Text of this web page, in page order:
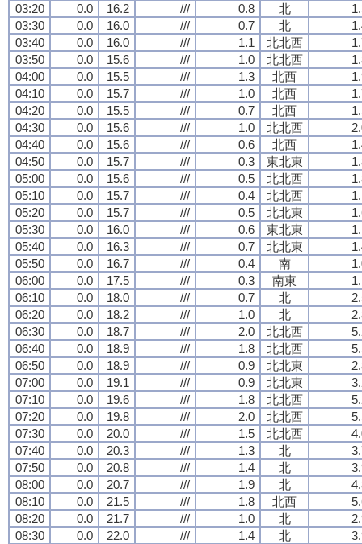
03:20
0.0 16.2 /// 0.8 北
03:30
0.0 16.0 /// 0.7 北
03:40
0.0 16.0 /// 1.1 北北西
03:50
0.0 15.6 /// 1.0 北北西
04:00
0.0 15.5 /// 1.3 北西
04:10
0.0 15.7 /// 1.0 北西
04:20
0.0 15.5 /// 0.7 北西
04:30
0.0 15.6 /// 1.0 北北西
04:40
0.0 15.6 /// 0.6 北西
04:50
0.0 15.7 /// 0.3 東北東
05:00
0.0 15.6 /// 0.5 北北西
05:10
0.0 15.7 /// 0.4 北北西
05:20
0.0 15.7 /// 0.5 北北東
05:30
0.0 16.0 /// 0.6 東北東
05:40
0.0 16.3 /// 0.7 北北東
05:50
0.0 16.7 /// 0.4 南
06:00
0.0 17.5 /// 0.3 南東
06:10
0.0 18.0 /// 0.7 北
06:20
0.0 18.2 /// 1.0 北
06:30
0.0 18.7 /// 2.0 北北西
06:40
0.0 18.9 /// 1.8 北北西
06:50
0.0 18.9 /// 0.9 北北東
07:00
0.0 19.1 /// 0.9 北北東
07:10
0.0 19.6 /// 1.8 北北西
07:20
0.0 19.8 /// 2.0 北北西
07:30
0.0 20.0 /// 1.5 北北西
07:40
0.0 20.3 /// 1.3 北
07:50
0.0 20.8 /// 1.4 北
08:00
0.0 20.7 /// 1.9 北
08:10
0.0 21.5 /// 1.8 北西
08:20
0.0 21.7 /// 1.0 北
08:30
0.0 22.0 /// 1.4 北